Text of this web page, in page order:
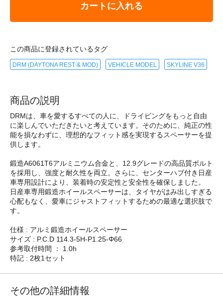
カートに入れる
この商品に登録されているタグ
DRM (DAYTONA REST & MOD) VEHICLE MODEL SKYLINE V36
商品の説明
DRMは、車を愛するすべての人に、ドライビングをもっと自由
に楽しんでいただきたいと考えています。そのために、純正の性
能を損なわずに、理想的なフィット感を実現するスペーサーを提
供します。
鍛造A6061T6アルミニウム合金と、12.9グレードの高品質ボルト
を採用し、強度と耐久性を両立。さらに、センターハブ付き日産
車専用設計により、装着時の安定性と安全性を確保しました。
日産車専用鍛造ホイールスペーサーは、タイヤがはみ出しすぎる
心配もなく、愛車にジャストフィットするための最適な選択肢で
す。
仕様 : アルミ鍛造ホイールスペーサー
サイズ : P.C.D 114.3-5H-P1.25-Φ66
参考取付時間 ： 1.0h
特記 : 2枚1セット
その他の詳細情報